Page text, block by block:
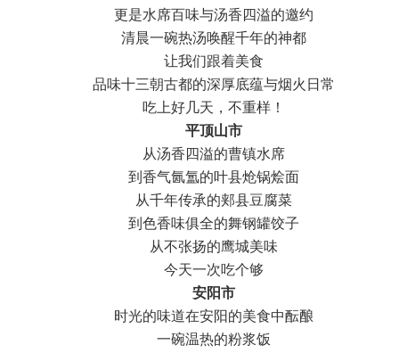
更是水席百味与汤香四溢的邀约
清晨一碗热汤唤醒千年的神都
让我们跟着美食
品味十三朝古都的深厚底蕴与烟火日常
吃上好几天，不重样！
平顶山市
从汤香四溢的曹镇水席
到香气氤氲的叶县炝锅烩面
从千年传承的郏县豆腐菜
到色香味俱全的舞钢罐饺子
从不张扬的鹰城美味
今天一次吃个够
安阳市
时光的味道在安阳的美食中酝酿
一碗温热的粉浆饭